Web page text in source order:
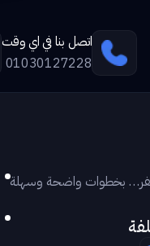
اتصل بنا في اي وقت
01030127228
بخطوات واضحة وسهلة